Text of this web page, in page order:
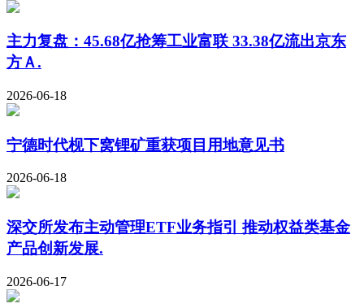
主力复盘：45.68亿抢筹工业富联 33.38亿流出京东
方Ａ.
2026-06-18
宁德时代枧下窝锂矿重获项目用地意见书
2026-06-18
深交所发布主动管理ETF业务指引 推动权益类基金
产品创新发展.
2026-06-17